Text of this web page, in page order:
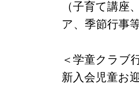
（子育て講
ア、季節行事
＜学童クラブ
新入会児童お